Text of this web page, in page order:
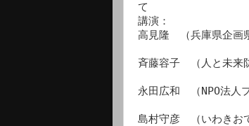
て
講演：
高見隆　（兵庫県企画
斉藤容子　（人と未来
永田広和　（NPO法人
島村守彦　（いわきお